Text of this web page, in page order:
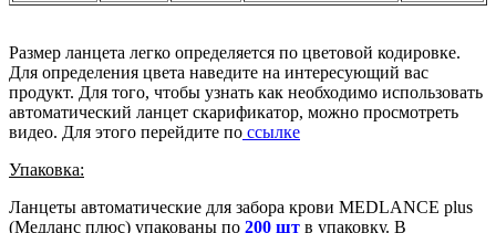
Размер ланцета легко определяется по цветовой кодировке.
Для определения цвета наведите на интересующий вас
продукт. Для того, чтобы узнать как необходимо использовать
автоматический ланцет скарификатор, можно просмотреть
видео. Для этого перейдите по ссылке
Упаковка:
Ланцеты автоматические для забора крови MEDLANCE plus
(Медланс плюс) упакованы по 200 шт в упаковку. В